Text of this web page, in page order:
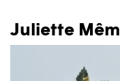
Juliette